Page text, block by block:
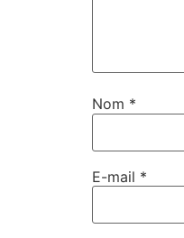
Nom *
E-mail *